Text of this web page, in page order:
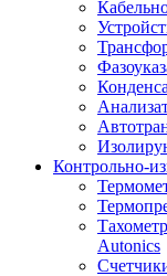
Контрольно-
Autonics